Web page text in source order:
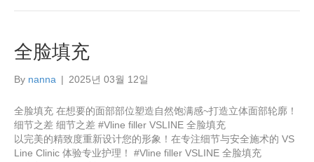
全脸填充
By nanna | 2025년 03월 12일
全脸填充 在想要的面部部位塑造自然饱满感~打造立体面部轮廓！
细节之差 细节之差 #Vline filler VSLINE 全脸填充
以完美的精致度重新设计您的形象！在专注细节与安全施术的 VS
Line Clinic 体验专业护理！ #Vline filler VSLINE 全脸填充